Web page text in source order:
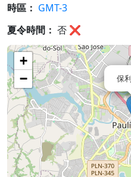
時區： GMT-3
夏令時間： 否 ❌
保
+
−